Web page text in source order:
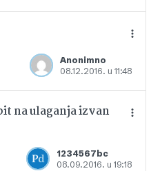
Anonimno
08.12.2016. u 11:48
Dodajte u favorite
na ulaganja izvan
1234567bc
08.09.2016. u 19:18
Dodajte u favorite